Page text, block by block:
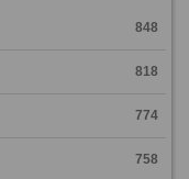
848
818
774
758